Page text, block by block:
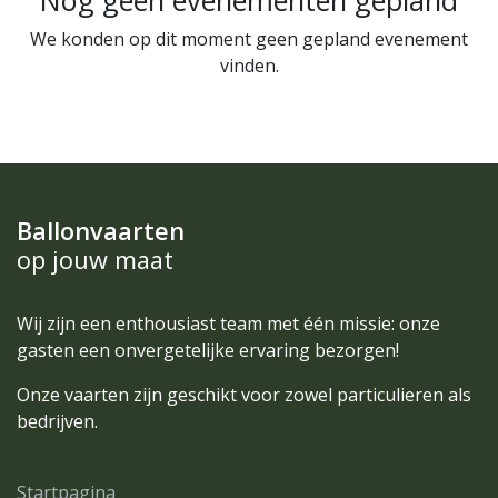
We konden op dit moment geen gepland evenement
vinden.
Ballonvaarten
op jouw maat
Wij zijn een enthousiast team met één missie: onze
gasten een onvergetelijke ervaring bezorgen!
Onze vaarten zijn geschikt voor zowel particulieren als
bedrijven.
Startpagina